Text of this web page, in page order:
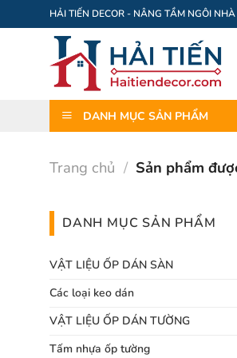
qua
HẢI TIẾN DECOR - NÂNG TẦM NGÔI
DANH MỤC SẢN PHẨM
Trang chủ / Sản phẩm
DANH MỤC SẢN PHẨM
VẬT LIỆU ỐP DÁN SÀN
Các loại keo dán
VẬT LIỆU ỐP DÁN TƯỜNG
Tấm nhựa ốp tường